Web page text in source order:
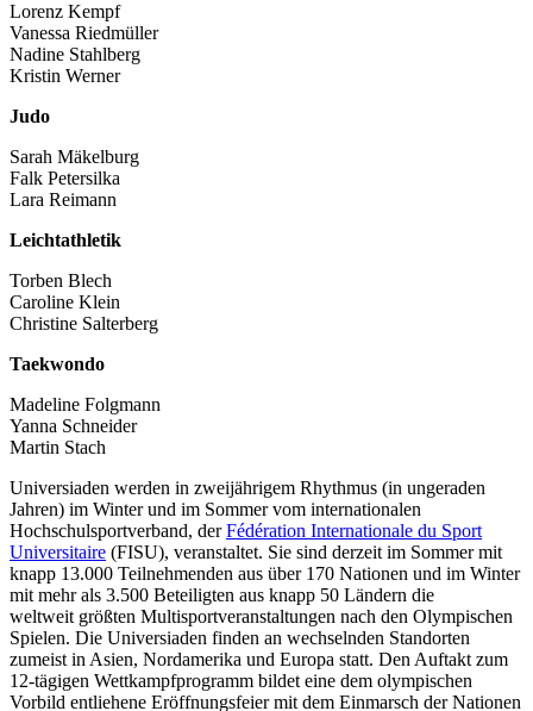
Lorenz Kempf
Vanessa Riedmüller
Nadine Stahlberg
Kristin Werner
Judo
Sarah Mäkelburg
Falk Petersilka
Lara Reimann
Leichtathletik
Torben Blech
Caroline Klein
Christine Salterberg
Taekwondo
Madeline Folgmann
Yanna Schneider
Martin Stach
Universiaden werden in zweijährigem Rhythmus (in ungeraden
Jahren) im Winter und im Sommer vom internationalen
Hochschulsportverband, derFédération Internationale du Sport
Universitaire (FISU), veranstaltet. Sie sind derzeit im Sommer mit
knapp 13.000 Teilnehmenden aus über 170 Nationen und im Winter
mit mehr als 3.500 Beteiligten aus knapp 50 Ländern die
weltweit größten Multisportveranstaltungen nach den Olympischen
Spielen. Die Universiaden finden an wechselnden Standorten
zumeist in Asien, Nordamerika und Europa statt. Den Auftakt zum
12-tägigen Wettkampfprogramm bildet eine dem olympischen
Vorbild entliehene Eröffnungsfeier mit dem Einmarsch der Nationen